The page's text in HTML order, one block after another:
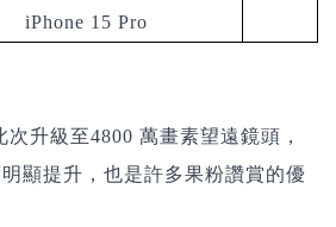
iPhone 15 Pro
次升級至4800 萬畫素望遠鏡頭，
顯提升，也是許多果粉讚賞的優